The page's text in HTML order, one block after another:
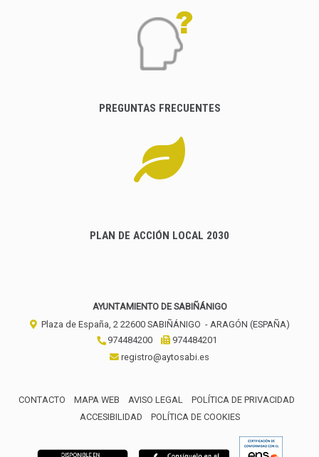
PREGUNTAS FRECUENTES
PLAN DE ACCIÓN LOCAL 2030
AYUNTAMIENTO DE SABIÑÁNIGO
Plaza de España, 2 22600 SABIÑÁNIGO - ARAGÓN (ESPAÑA)
974484200
974484201
registro@aytosabi.es
CONTACTO MAPA WEB AVISO LEGAL
POLÍTICA DE PRIVACIDAD
ACCESIBILIDAD
POLÍTICA DE COOKIES